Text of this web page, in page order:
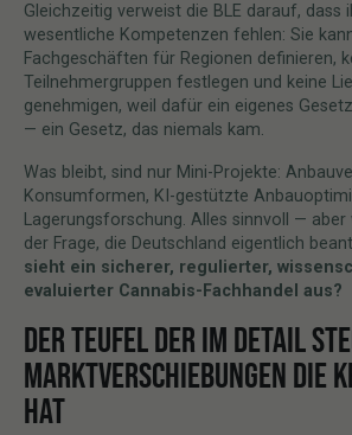
Gleichzeitig verweist die BLE darauf, dass
wesentliche Kompetenzen fehlen: Sie
Fachgeschäften für Regionen definieren,
Teilnehmergruppen festlegen und keine
genehmigen, weil dafür ein eigenes
— ein Gesetz, das niemals kam.
Was bleibt, sind nur Mini-Projekte:
Konsumformen, KI-gestützte
Lagerungsforschung. Alles sinnvoll —
der Frage, die Deutschland eigentlich
sieht ein sicherer, regulierter,
evaluierter Cannabis-Fachhandel aus?
DER TEUFEL DER IM DETAIL
MARKTVERSCHIEBUNGEN DIE
HAT